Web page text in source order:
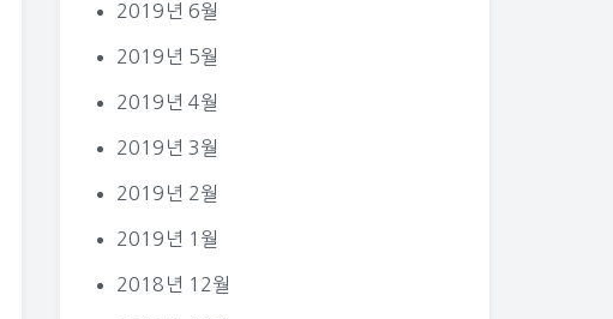
2019년 6월
2019년 5월
2019년 4월
2019년 3월
2019년 2월
2019년 1월
2018년 12월